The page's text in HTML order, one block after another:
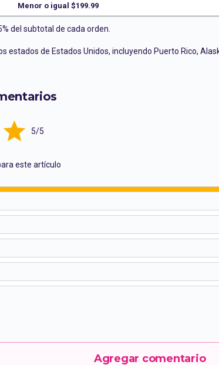
Menor o igual $199.99
del subtotal de cada orden.
estados de Estados Unidos, incluyendo Puerto Rico,
5 Stars
Empty
5/5
este artículo
Agregar comentario